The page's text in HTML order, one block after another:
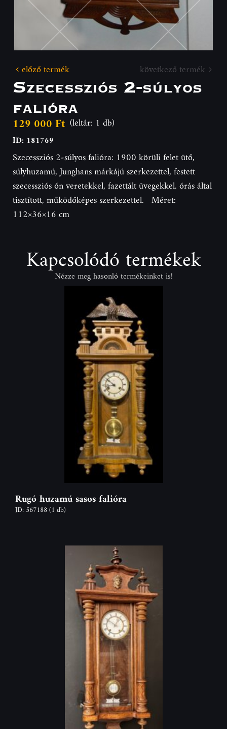
előző termék következő termék
Szecessziós 2-súlyos
falióra
129 000 Ft (leltár: 1 db)
ID: 181769
Szecessziós 2-súlyos falióra: 1900 körüli felet ütő,
súlyhuzamú, Junghans márkájú szerkezettel, festett
szecessziós ón veretekkel, fazettált üvegekkel. órás által
tisztított, működőképes szerkezettel. Méret:
112×36×16 cm
Kapcsolódó termékek
Nézze meg hasonló termékeinket is!
Rugó huzamú sasos falióra
ID: 567188(1 db)